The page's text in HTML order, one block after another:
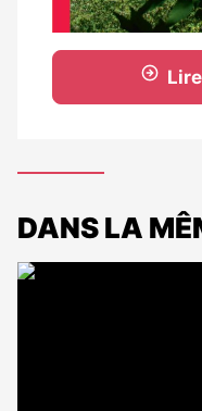
DANS LA